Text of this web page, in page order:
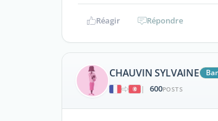
Réagir Répondre
CHAUVIN SYLVAINE
|
600POSTS